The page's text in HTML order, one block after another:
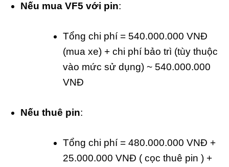
Nếu mua VF5 với pin:
Tổng chi phí = 540.000.000 VNĐ
(mua xe) + chi phí bảo trì (tùy thuộc
vào mức sử dụng) ~ 540.000.000
VNĐ
Nếu thuê pin:
Tổng chi phí = 480.000.000 VNĐ +
25.000.000 VNĐ ( cọc thuê pin ) +